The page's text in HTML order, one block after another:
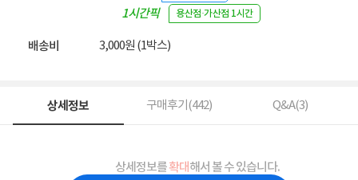
1시간픽
용산점·가산점 1시간
배송비 3,000원 (1박스)
상세정보 구매후기(442) Q&A(3)
상세정보를확대해서 볼 수 있습니다.